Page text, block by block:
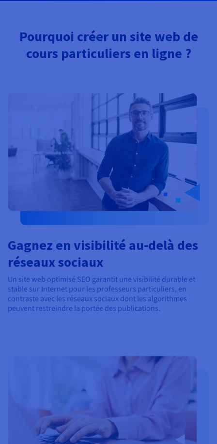
Documentation
Roadmap & Changelog
Pourquoi créer un site web de
cours particuliers en ligne ?
Gagnez en visibilité au-delà des
réseaux sociaux
Un site web optimisé SEO garantit une visibilité durable et
stable sur Internet pour les professeurs particuliers, en
contraste avec les réseaux sociaux dont les algorithmes
peuvent restreindre la portée des publications.